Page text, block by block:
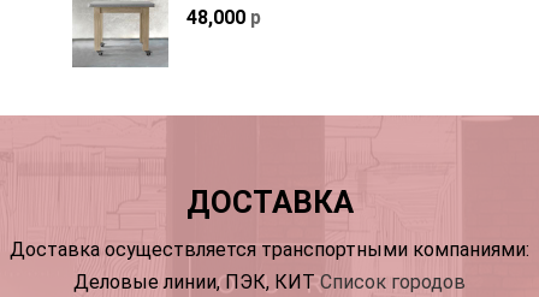
48,000 р
ДОСТАВКА
Доставка осуществляется транспортными компаниями:
Деловые линии, ПЭК, КИТ Список городов